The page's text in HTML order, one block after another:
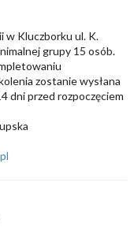
w Kluczborku ul. K.
grupy 15 osób.
zostanie wysłana
dni przed rozpoczęciem